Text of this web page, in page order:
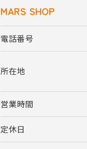
MARS SHOP
電話番号
所在地
営業時間
定休日